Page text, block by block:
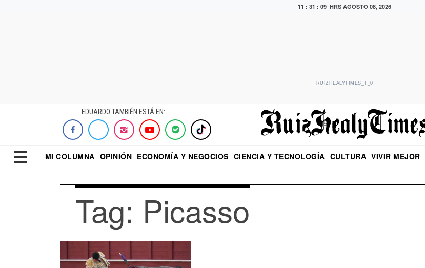
11 : 31 : 09 HRS AGOSTO 08, 2026
RUIZHEALYTIMES_T_0
EDUARDO TAMBIÉN ESTÁ EN:
MI COLUMNA OPINIÓN ECONOMÍA Y NEGOCIOS CIENCIA Y TECNOLOGÍA CULTURA VIVIR MEJOR
Tag: Picasso